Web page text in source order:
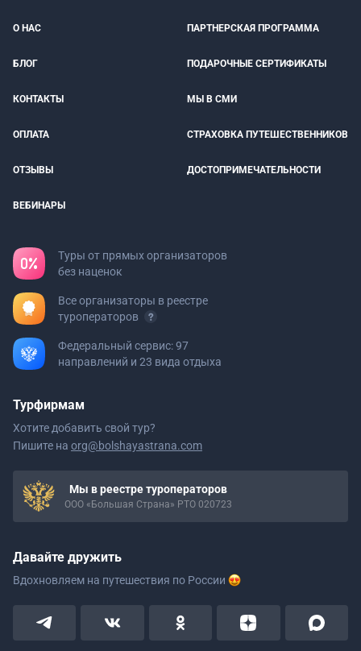
О НАС ПАРТНЕРСКАЯ ПРОГРАММА
БЛОГ ПОДАРОЧНЫЕ СЕРТИФИКАТЫ
КОНТАКТЫ МЫ В СМИ
ОПЛАТА СТРАХОВКА ПУТЕШЕСТВЕННИКОВ
ОТЗЫВЫ ДОСТОПРИМЕЧАТЕЛЬНОСТИ
ВЕБИНАРЫ
Туры от прямых организаторов
без наценок
Все организаторы в реестре
туроператоров
Федеральный сервис: 97
направлений и 23 вида отдыха
Турфирмам
Хотите добавить свой тур?
Пишите на org@bolshayastrana.com
Мы в реестре туроператоров
ООО «Большая Страна» РТО 020723
Давайте дружить
Вдохновляем на путешествия по России